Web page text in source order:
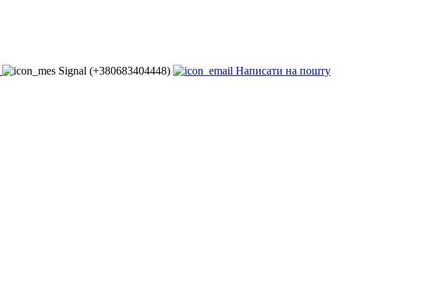
Signal (+380683404448) Написати на пошту